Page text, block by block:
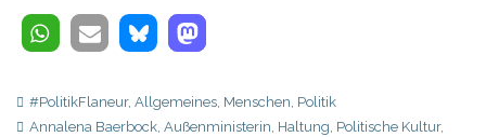
#PolitikFlaneur, Allgemeines, Menschen, Politik
Annalena Baerbock, Außenministerin, Haltung, Politische Kultur,